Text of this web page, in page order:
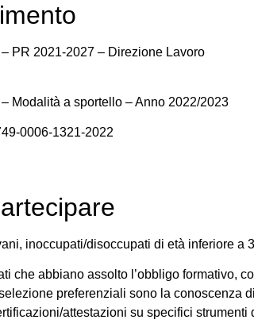
PR 2021-2027 – Direzione Lavoro
Modalità a sportello – Anno 2022/2023
0006-1321-2022
inoccupati/disoccupati di età inferiore a
che abbiano assolto l’obbligo formativo,
preferenziali sono la conoscenza
attestazioni su specifici strumenti